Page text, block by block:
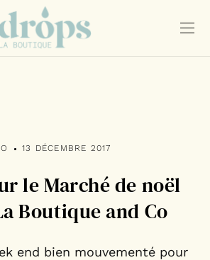
13 DÉCEMBRE 2017
le Marché de noël
Boutique and Co
end bien mouvementé pour